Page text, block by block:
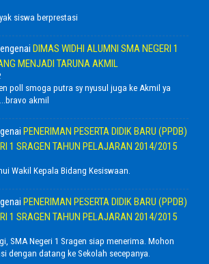
siswa berprestasi
DIMAS WIDHI ALUMNI SMA NEGERI 1
MENJADI TARUNA AKMIL
poll smoga putra sy nyusul juga ke Akmil ya
akmil
PENERIMAN PESERTA DIDIK BARU (PPDB)
1 SRAGEN TAHUN PELAJARAN 2014/2015
Wakil Kepala Bidang Kesiswaan.
PENERIMAN PESERTA DIDIK BARU (PPDB)
1 SRAGEN TAHUN PELAJARAN 2014/2015
SMA Negeri 1 Sragen siap menerima. Mohon
dengan datang ke Sekolah secepanya.